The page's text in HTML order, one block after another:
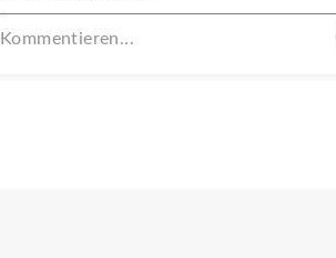
Kommentieren...